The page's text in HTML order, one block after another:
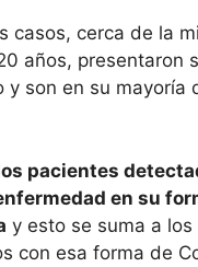
casos, cerca de la
años, presentaron
y son en su mayoría
pacientes
en su
y esto se suma a los
con esa forma de